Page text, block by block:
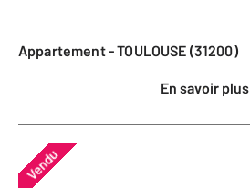
Appartement - TOULOUSE (31200)
En savoir plus
Vendu